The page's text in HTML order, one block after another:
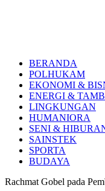
BERANDA
POLHUKAM
EKONOMI &
ENERGI &
LINGKUNGAN
HUMANIORA
SENI &
SAINSTEK
SPORTA
BUDAYA
Rachmat Gobel pada